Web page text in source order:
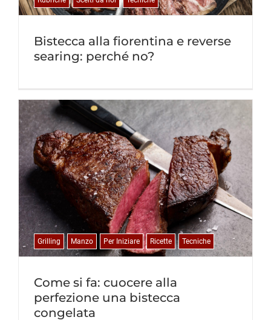
Bistecca alla fiorentina e reverse
searing: perché no?
Come si fa: cuocere alla
perfezione una bistecca
congelata
Grilling Manzo Per Iniziare Ricette Tecniche